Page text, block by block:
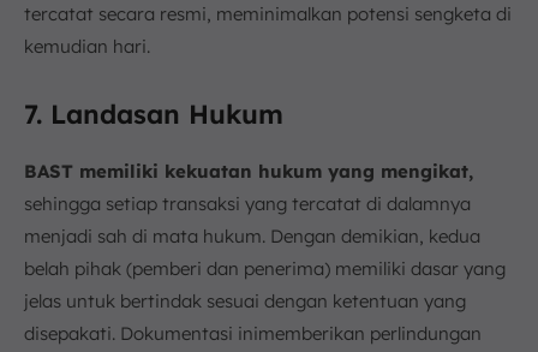
tercatat secara resmi, meminimalkan potensi sengketa di
kemudian hari.
7. Landasan Hukum
BAST memiliki kekuatan hukum yang mengikat,
sehingga setiap transaksi yang tercatat di dalamnya
menjadi sah di mata hukum. Dengan demikian, kedua
belah pihak (pemberi dan penerima) memiliki dasar yang
jelas untuk bertindak sesuai dengan ketentuan yang
disepakati. Dokumentasi inimemberikan perlindungan